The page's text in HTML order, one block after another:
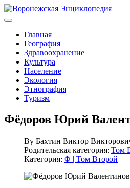
Главная
География
Здравоохранение
Культура
Население
Экология
Этнография
Туризм
Фёдоров Юрий
By Бахтин Виктор
Родительская категория: Том
Категория: Ф | Том Второй